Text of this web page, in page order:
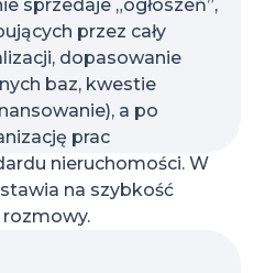
sprzedaje „ogłoszeń”,
przez cały
dopasowanie
baz, kwestie
a po
prac
nieruchomości. W
na szybkość